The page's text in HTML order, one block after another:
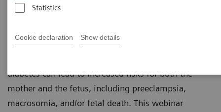
Statistics
Cookie declaration Show details
Outcomes
Worldwide, gestational diabetes mellitus affects
diabetes can lead to increased risks for both the
mother and the fetus, including preeclampsia,
macrosomia, and/or fetal death. This webinar